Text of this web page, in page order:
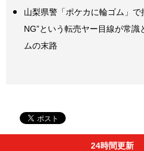
山梨県警「ポケカに輪ゴム」で
NG”という転売ヤー目線が常識
ムの末路
24時間更新